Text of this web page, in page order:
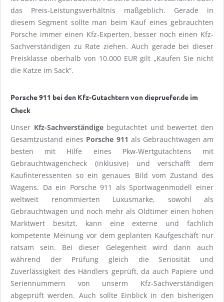
das Preis-Leistungsverhältnis maßgeblich. Gerade in
diesem Segment sollte man beim Kauf eines gebrauchten
Porsche immer einen Kfz-Experten, besser noch einen Kfz-
Sachverständigen zu Rate ziehen. Auch gerade bei dieser
Preisklasse oberhalb von 10.000 EUR gilt „Kaufen Sie nicht
die Katze im Sack“.
Porsche 911 bei den Kfz-Gutachtern von diepruefer.de im
Check
Unser Kfz-Sachverständigebegutachtet und bewertet den
Gesamtzustand eines Porsche 911 als Gebrauchtwagen am
besten mit Hilfe eines Pkw-Wertgutachtens mit
Gebrauchtwagencheck (inklusive) und verschafft dem
Kaufinteressenten so ein genaues Bild vom Zustand des
Wagens. Da ein Porsche 911 als Sportwagenmodell einer
weltweit renommierten Luxusmarke, sowohl als
Gebrauchtwagen und noch mehr als Oldtimer einen hohen
Marktwert besitzt, kann eine externe und fachlich
kompetente Meinung vor dem geplanten Kaufgeschäft nur
ratsam sein. Bei dieser Gelegenheit wird dann auch
während der Prüfung gleich die Seriosität und
Zuverlässigkeit des Händlers geprüft, da auch Papiere und
Seriennummern von unserm Kfz-Sachverständigen
abgeprüft werden. Auch sollte Einblick in den bisherigen